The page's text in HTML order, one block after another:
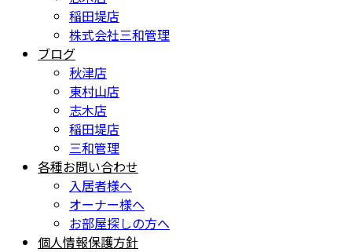
稲田堤店
株式会社三和管理
ブログ
秋津店
東村山店
志木店
稲田堤店
三和管理
各種お問い合わせ
入居者様へ
オーナー様へ
お部屋探しの方へ
個人情報保護方針